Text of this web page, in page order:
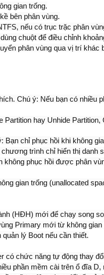
gian trống.
bên phân vùng.
nếu có trục trặc phân
chuột để điều chỉnh
phân vùng qua vị trí
Chú ý: Nếu bạn có nhiều
Partition hay Unhide Partition,
Bạn chỉ phục hồi khi không
trình chỉ hiển thị danh
phục hồi được phân
gian trống (unallocated
(HĐH) mới để chạy song
Primary mới từ không
lý Boot nếu cần thiết.
có chức năng tự động thay
phần mềm cài trên ổ đĩa